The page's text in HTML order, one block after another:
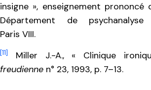
insigne », enseignement prononcé
Département de
Paris VIII.
[11] Miller J.-A., « Clinique
freudienne n° 23, 1993, p. 7–13.